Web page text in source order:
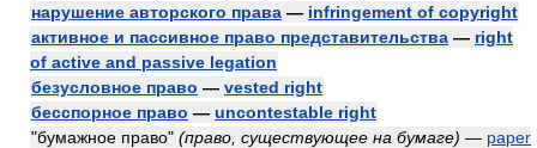
нарушение авторского права — infringement of copyright
активное и пассивное право представительства — right
of active and passive legation
безусловное право — vested right
бесспорное право — uncontestable right
"бумажное право" (право, существующее на бумаге) — paper